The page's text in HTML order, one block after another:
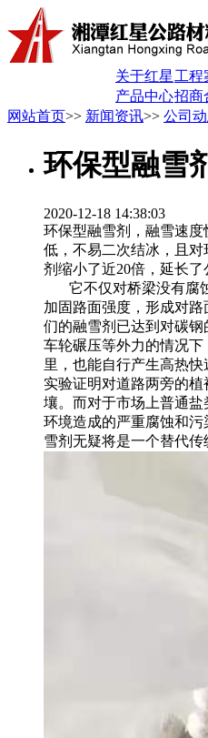
关于红星 工程
产品中心招商
网站首页>> 新闻资讯>> 公司
环保型融雪
2020-12-18 14:38:03
环保型融雪剂，融雪速
低，不易二次结冰，且
剂缩小了近20倍，延长了
它不仅对桥梁没有腐
加固路面强度，形成对
们的融雪剂已达到对碳
车轮碾压等外力的情况
里，也能自行产生高热
实验证明对道路两旁的
壤。而对于市场上普通
环境造成的严重腐蚀和
雪剂无疑将是一个替代传